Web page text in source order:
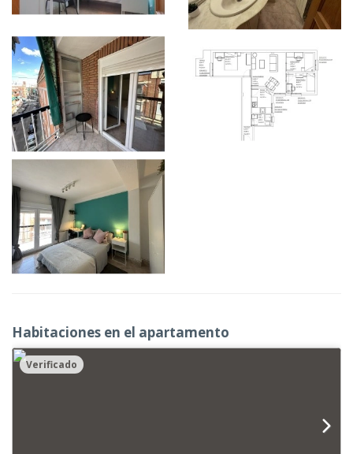
Habitaciones en el apartamento
Verificado